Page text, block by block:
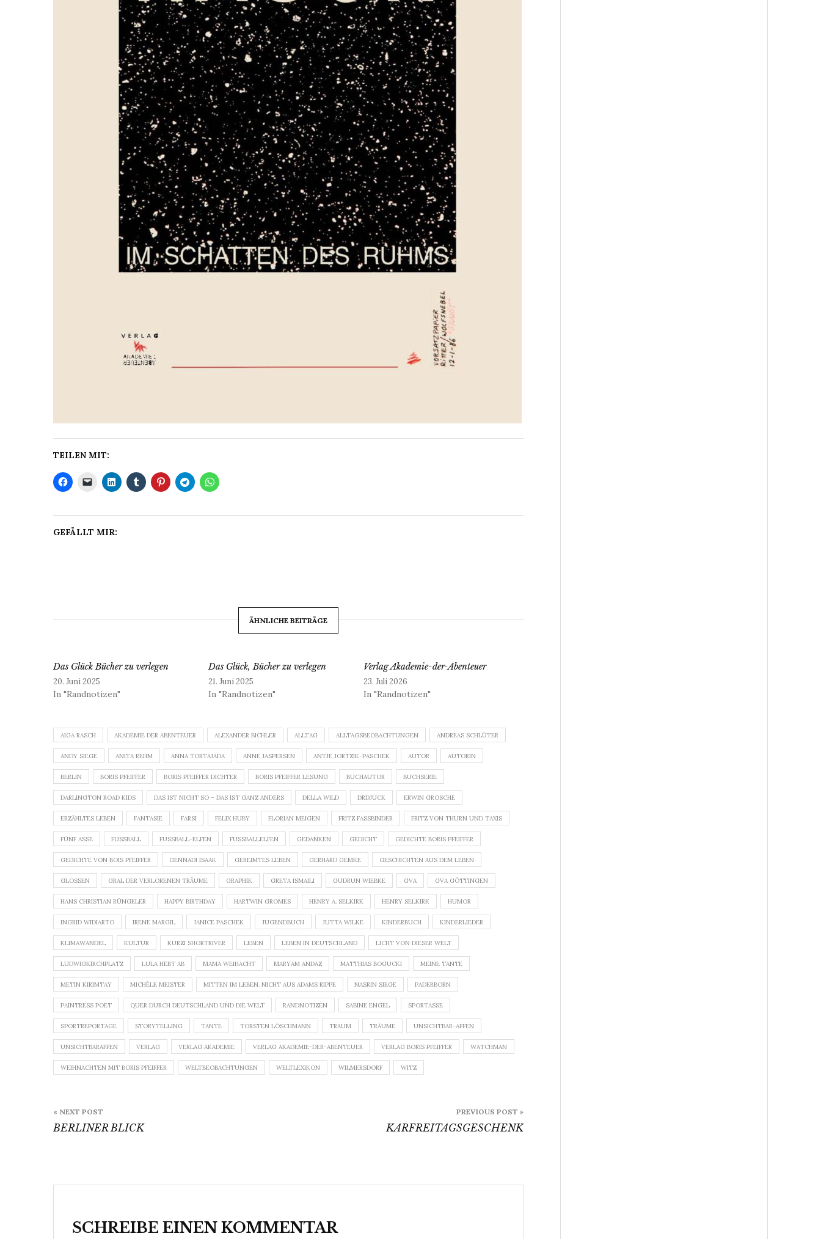
TEILEN MIT:
GEFÄLLT MIR:
ÄHNLICHE BEITRÄGE
Das Glück Bücher zu verlegen
20. Juni 2025
In "Randnotizen"
Das Glück, Bücher zu verlegen
21. Juni 2025
In "Randnotizen"
Verlag Akademie-der-Abenteuer
23. Juli 2026
In "Randnotizen"
AIGA RASCH AKADEMIE DER ABENTEUER ALEXANDER BICHLER ALLTAG ALLTAGSBEOBACHTUNGEN ANDREAS SCHLÜTER
ANDY SIEGE ANITA REHM ANNA TORTAJADA ANNE JASPERSEN ANTJE JORTZIK-PASCHEK AUTOR AUTORIN
BERLIN BORIS PFEIFFER BORIS PFEIFFER DICHTER BORIS PFEIFFER LESUNG BUCHAUTOR BUCHSERIE
DARLINGTON ROAD KIDS DAS IST NICHT SO – DAS IST GANZ ANDERS DELLA WILD DRDJUCK ERWIN GROSCHE
ERZÄHLTES LEBEN FANTASIE FARSI FELIX HUBY FLORIAN MEIGEN FRITZ FASSBINDER FRITZ VON THURN UND TAXIS
FÜNF ASSE FUSSBALL FUSSBALL-ELFEN FUSSBALLELFEN GEDANKEN GEDICHT GEDICHTE BORIS PFEIFFER
GEDICHTE VON BOIS PFEIFFER GENNADI ISAAK GEREIMTES LEBEN GERHARD GEMKE GESCHICHTEN AUS DEM LEBEN
GLOSSEN GRAL DER VERLORENEN TRÄUME GRAPHIK GRETA ISMAILI GUDRUN WIEBKE GVA GVA GÖTTINGEN
HANS CHRISTIAN RÜNGELER HAPPY BIRTHDAY HARTWIN GROMES HENRY A. SELKIRK HENRY SELKIRK HUMOR
INGRID WIDIARTO IRENE MARGIL JANICE PASCHEK JUGENDBUCH JUTTA WILKE KINDERBUCH KINDERLIEDER
KLIMAWANDEL KULTUR KURZI SHORTRIVER LEBEN LEBEN IN DEUTSCHLAND LICHT VON DIESER WELT
LUDWIGKIRCHPLATZ LULA HEBT AB MAMA WEIHACHT MARYAM ANDAZ MATTHIAS BOGUCKI MEINE TANTE
METIN KIRIMTAY MICHÈLE MEISTER MITTEN IM LEBEN. NICHT AUS ADAMS RIPPE NASRIN SIEGE PADERBORN
PAINTRESS POET QUER DURCH DEUTSCHLAND UND DIE WELT RANDNOTIZEN SABINE ENGEL SPORTASSE
SPORTREPORTAGE STORYTELLING TANTE TORSTEN LÖSCHMANN TRAUM TRÄUME UNSICHTBAR-AFFEN
UNSICHTBARAFFEN VERLAG VERLAG AKADEMIE VERLAG AKADEMIE-DER-ABENTEUER VERLAG BORIS PFEIFFER WATCHMAN
WEIHNACHTEN MIT BORIS PFEIFFER WELTBEOBACHTUNGEN WELTLEXIKON WILMERSDORF WITZ
PREVIOUS POST »
KARFREITAGSGESCHENK
« NEXT POST
BERLINER BLICK
SCHREIBE EINEN KOMMENTAR